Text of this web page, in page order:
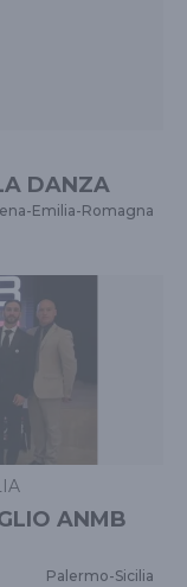
DANZA
-Emilia-Romagna
Palermo-Sicilia